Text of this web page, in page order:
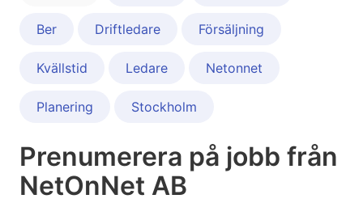
Ber Driftledare Försäljning
Kvällstid Ledare Netonnet
Planering Stockholm
Prenumerera på jobb från
NetOnNet AB